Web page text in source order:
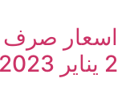
اسعار صرف
2 يناير 2023 م